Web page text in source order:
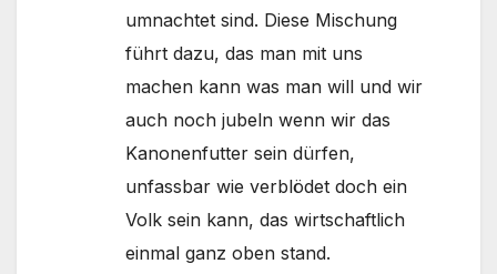
umnachtet sind. Diese Mischung
führt dazu, das man mit uns
machen kann was man will und wir
auch noch jubeln wenn wir das
Kanonenfutter sein dürfen,
unfassbar wie verblödet doch ein
Volk sein kann, das wirtschaftlich
einmal ganz oben stand.